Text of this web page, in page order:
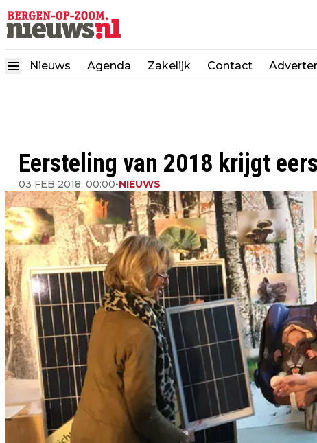
Nieuws Agenda Zakelijk Contact
Eersteling van 2018 krijgt
03 FEB 2018, 00:00•NIEUWS